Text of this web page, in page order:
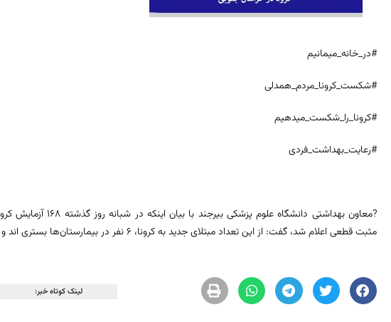
#در_خانه_میمانیم
#شکست_کرونا_مردم_همدلی
#کرونا_را_شکست_میدهیم
#رعایت_بهداشت_فردی
مثبت قطعی اعلام شد، گفت: از این تعداد مبتلای جدید به کرونا، 6 نفر در بیمارستان‌ها بستری اند و 13 نفر نیز نمونه گیری سرپایی شدند
لینک کوتاه خبر: